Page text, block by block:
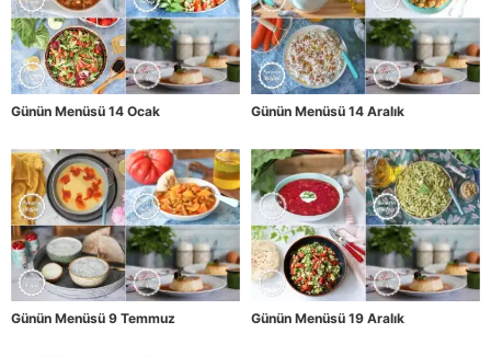
Günün Menüsü 14 Ocak Günün Menüsü 14 Aralık
Günün Menüsü 9 Temmuz Günün Menüsü 19 Aralık